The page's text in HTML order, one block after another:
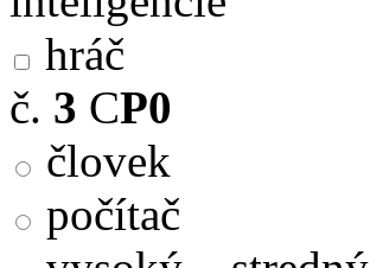
hráč
č. 3 CP0
človek
počítač